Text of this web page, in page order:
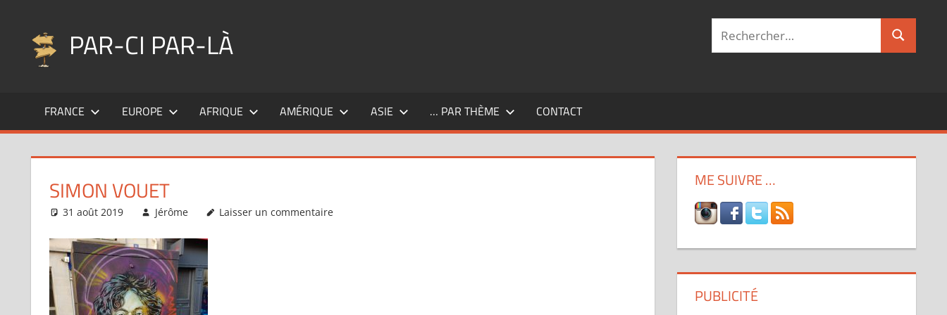
contenu
PAR-CI PAR-LÀ
fil
pérégrinations
Recherche
FRANCE EUROPE AFRIQUE AMÉRIQUE ASIE … PAR THÈME CONTACT
SIMON VOUET
31 août 2019 Jérôme Laisser un commentaire
ME SUIVRE …
PUBLICITÉ